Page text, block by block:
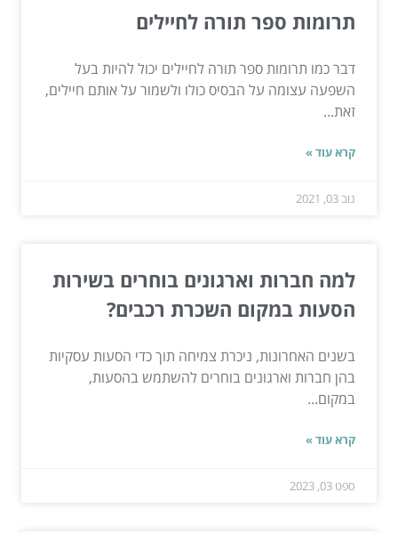
תרומות ספר תורה לחיילים
דבר כמו תרומות ספר תורה לחיילים יכול להיות בעל
השפעה עצומה על הבסיס כולו ולשמור על אותם חיילים,
זאת...
קרא עוד »
נוב 03, 2021
למה חברות וארגונים בוחרים בשירות
הסעות במקום השכרת רכבים?
בשנים האחרונות, ניכרת צמיחה תוך כדי הסעות עסקיות
בהן חברות וארגונים בוחרים להשתמש בהסעות,
במקום...
קרא עוד »
ספט 03, 2023